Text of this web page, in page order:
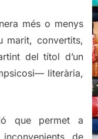
més o menys
marit, convertits,
del títol d’un
literària,
que permet a